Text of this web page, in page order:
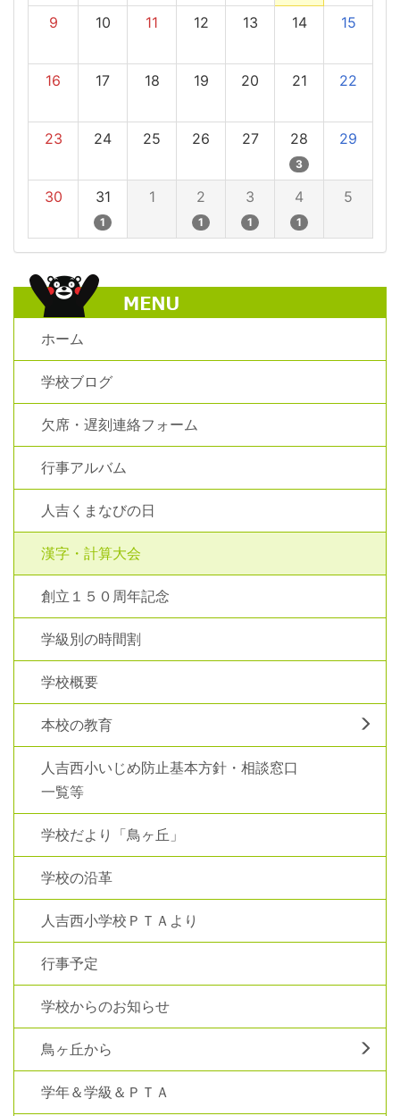
9 10 11 12 13 14 15
16 17 18 19 20 21 22
23 24 25 26 27 28
3
29
30 31
1
1 2
1
3
1
4
1
5
ホーム
学校ブログ
欠席・遅刻連絡フォーム
行事アルバム
人吉くまなびの日
漢字・計算大会
創立１５０周年記念
学級別の時間割
学校概要
本校の教育
人吉西小いじめ防止基本方針・相談窓口
一覧等
学校だより「鳥ヶ丘」
学校の沿革
人吉西小学校ＰＴＡより
行事予定
学校からのお知らせ
鳥ヶ丘から
学年＆学級＆ＰＴＡ